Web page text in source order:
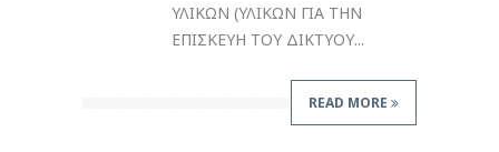
ΥΛΙΚΩΝ (ΥΛΙΚΩΝ ΓΙΑ ΤΗΝ
ΕΠΙΣΚΕΥΗ ΤΟΥ ΔΙΚΤΥΟΥ...
READ MORE